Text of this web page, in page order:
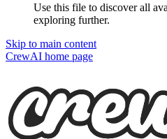
Use this file to discover all
exploring further.
Skip to main content
CrewAI home page